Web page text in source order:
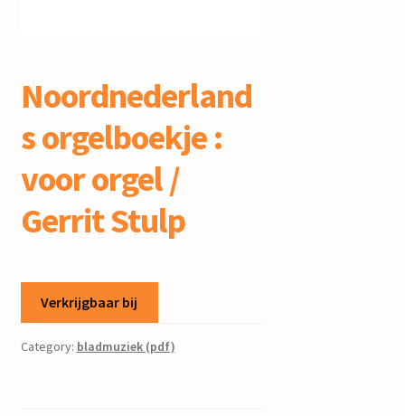
Noordnederland
s orgelboekje :
voor orgel /
Gerrit Stulp
Verkrijgbaar bij
Category: bladmuziek (pdf)